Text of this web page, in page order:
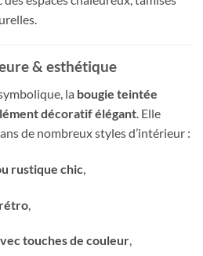
& esthétique
la bougie teintée
décoratif élégant. Elle
de nombreux styles d’intérieur :
rustique chic,
,
touches de couleur,